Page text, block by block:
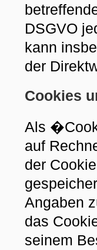
DSGVO
kann
der
Cookies
Als
auf
der
Angaben
das
seinem